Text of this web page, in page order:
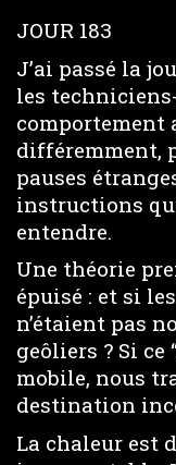
JOUR 183
J’ai passé la
les
comportement
différemment,
pauses
instructions
entendre.
Une théorie
épuisé : et si
n’étaient pas
geôliers ? Si ce
mobile, nous
destination
La chaleur est